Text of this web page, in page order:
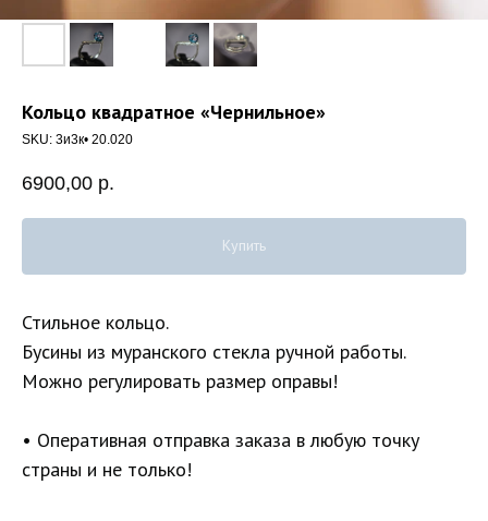
Кольцо квадратное «Чернильное»
SKU: 3и3к• 20.020
6900,00 р.
Купить
Стильное кольцо.
Бусины из муранского стекла ручной работы.
Можно регулировать размер оправы!
• Оперативная отправка заказа в любую точку
страны и не только!